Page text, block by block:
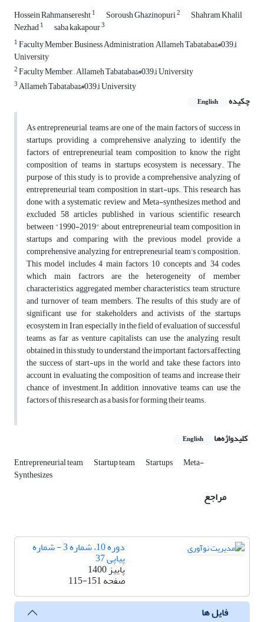
Hossein Rahmanseresht1 Soroush Ghazinopuri2 Shahram Khalil
Nezhad1 saba kakapour3
1Faculty Member, Business Administration, Allameh Tabataba&#039;i
University
2Faculty Member, , Allameh Tabataba&#039;i University
3Allameh Tabataba&#039;i University
چکیده
English
As entrepreneurial teams are one of the main factors of success in
startups, providing a comprehensive analyzing to identify the
factors of entrepreneurial team composition to know the right
composition of teams in startups ecosystem is necessary. The
purpose of this study is to provide a comprehensive analyzing of
entrepreneurial team composition in start-ups. This research has
done with a systematic review and Meta-synthesizes method and
excluded 58 articles published in various scientific research
between "1990-2019" about entrepreneurial team composition in
startups and comparing with the previous model, provide a
comprehensive analyzing for entrepreneurial team’s composition.
This model includes 4 main factors, 10 concepts and, 34 codes,
which main factrors are the heterogeneity of member
characteristics, aggregated member characteristics, team structure,
and turnover of team members. The results of this study are of
significant use for stakeholders and activists of the startups
ecosystem in Iran, especially in the field of evaluation of successful
teams, as far as venture capitalists can use the analyzing result
obtained in this study to understand the important factors affecting
the success of start-ups in the world and take these factors into
account in evaluating the composition of teams and increase their
chance of investment.In addition, innovative teams can use the
factors of this research as a basis for forming their teams.
کلیدواژه‌ها English
Entrepreneurial team Startup team Startups Meta-
Synthesizes
مراجع
دوره 10، شماره 3 - شماره
پیاپی 37
پاییز 1400
صفحه115-151
فایل ها